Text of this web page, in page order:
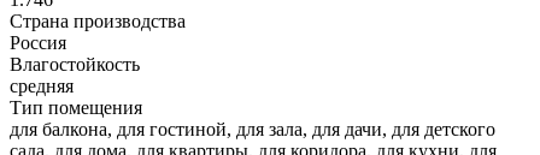
Страна производства
Россия
Влагостойкость
средняя
Тип помещения
для балкона, для гостиной, для зала, для дачи, для детского
сада, для дома, для квартиры, для коридора, для кухни, для